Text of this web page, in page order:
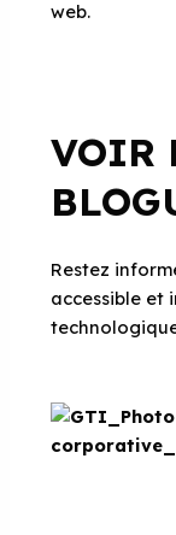
web.
VOIR
Restez
accessible et